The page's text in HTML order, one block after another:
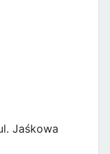
Jaśkowa